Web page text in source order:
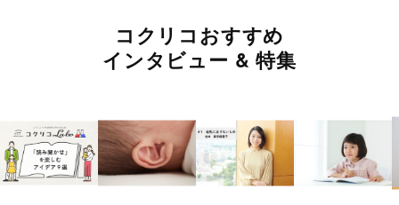
コクリコおすすめ
インタビュー & 特集